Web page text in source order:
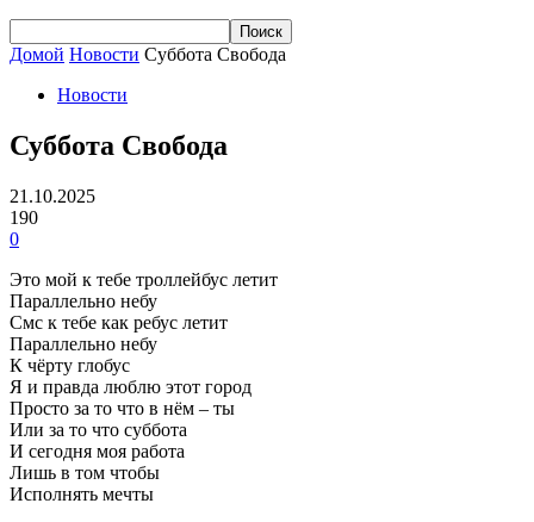
Домой Новости Суббота Свобода
Новости
Суббота Свобода
21.10.2025
190
0
Это мой к тебе троллейбус летит
Параллельно небу
Смс к тебе как ребус летит
Параллельно небу
К чёрту глобус
Я и правда люблю этот город
Просто за то что в нём – ты
Или за то что суббота
И сегодня моя работа
Лишь в том чтобы
Исполнять мечты